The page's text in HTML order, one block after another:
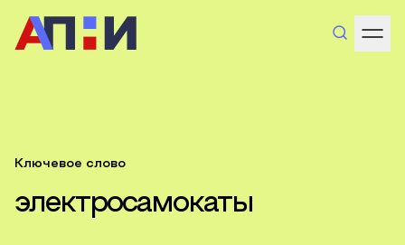
Ключевое слово
электросамокаты